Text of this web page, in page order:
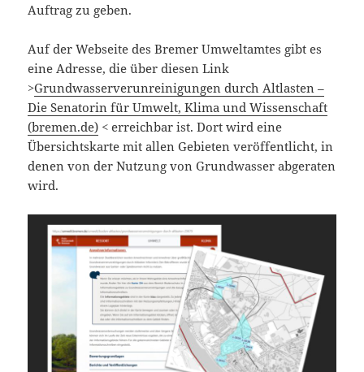
Auftrag zu geben.
Auf der Webseite des Bremer Umweltamtes gibt es
eine Adresse, die über diesen Link
>Grundwasserverunreinigungen durch Altlasten –
Die Senatorin für Umwelt, Klima und Wissenschaft
(bremen.de) < erreichbar ist. Dort wird eine
Übersichtskarte mit allen Gebieten veröffentlicht, in
denen von der Nutzung von Grundwasser abgeraten
wird.